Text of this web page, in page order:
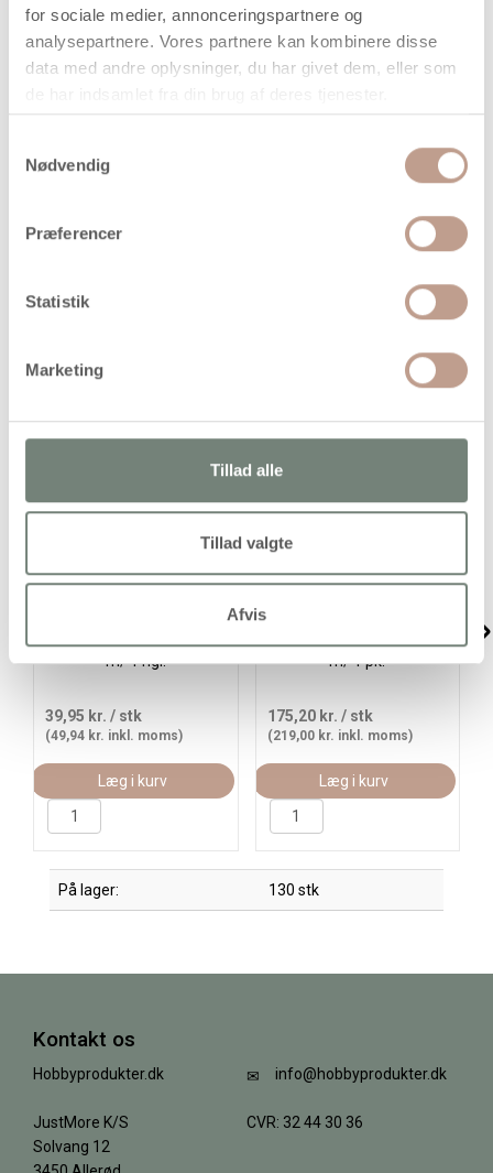
for sociale medier, annonceringspartnere og
analysepartnere. Vores partnere kan kombinere disse
data med andre oplysninger, du har givet dem, eller som
Nødvendig
Præferencer
Statistik
Marketing
Tillad alle
Tillad valgte
Afvis
Handelsbetingelser
m/ 1 ngl.
39,95 kr. / stk
(49,94 kr. inkl. moms)
Læg i kurv
m/ 1 pk.
175,20 kr. / stk
(219,00 kr. inkl. moms)
Læg i kurv
På lager: 130 stk
Kontakt os
Hobbyprodukter.dk
JustMore K/S
Solvang 12
info@hobbyprodukter.dk
CVR: 32 44 30 36